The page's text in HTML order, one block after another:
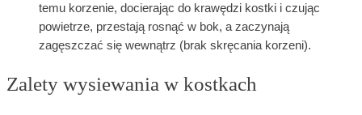
temu korzenie, docierając do krawędzi kostki i czując
powietrze, przestają rosnąć w bok, a zaczynają
zagęszczać się wewnątrz (brak skręcania korzeni).
Zalety wysiewania w kostkach